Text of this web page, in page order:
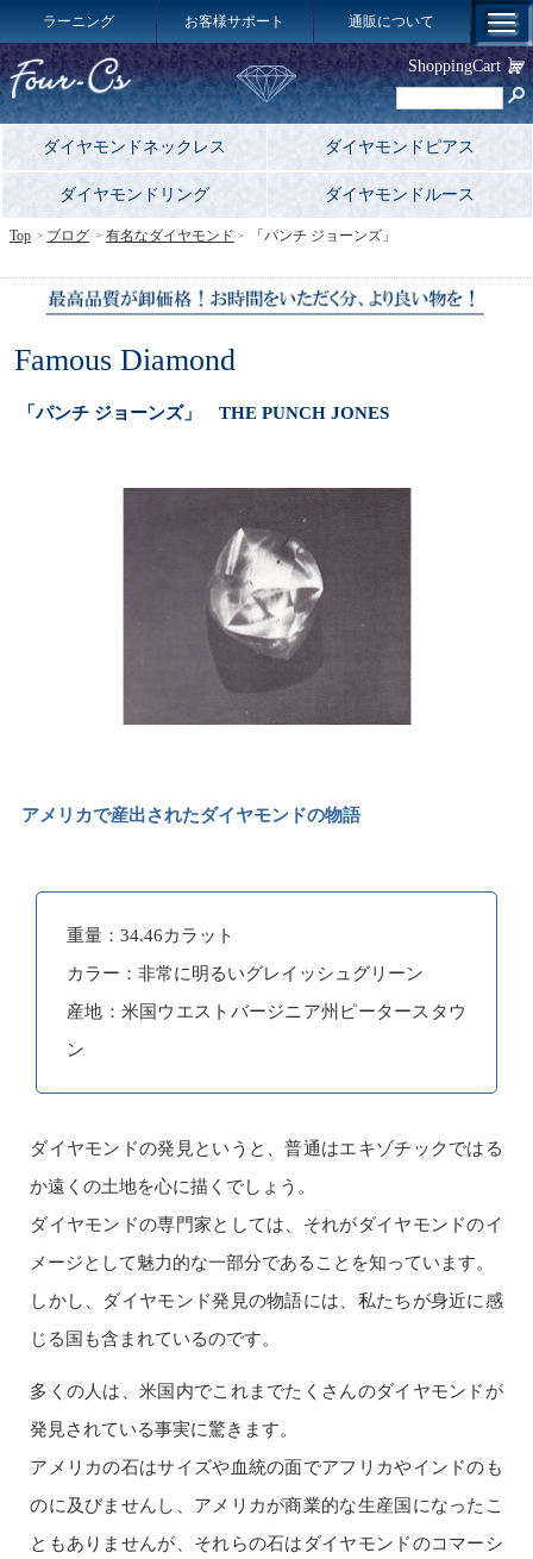
ラーニング お客様サポート 通販について
ダイヤモンドネックレス ダイヤモンドピアス
ダイヤモンドリング ダイヤモンドルース
Famous Diamond
「パンチ ジョーンズ」 THE PUNCH JONES
アメリカで産出されたダイヤモンドの物語
重量：34.46カラット
カラー：非常に明るいグレイッシュグリーン
産地：米国ウエストバージニア州ピータースタウ
ン
ダイヤモンドの発見というと、普通はエキゾチックではる
か遠くの土地を心に描くでしょう。
ダイヤモンドの専門家としては、それがダイヤモンドのイ
メージとして魅力的な一部分であることを知っています。
しかし、ダイヤモンド発見の物語には、私たちが身近に感
じる国も含まれているのです。
多くの人は、米国内でこれまでたくさんのダイヤモンドが
発見されている事実に驚きます。
アメリカの石はサイズや血統の面でアフリカやインドのも
のに及びませんし、アメリカが商業的な生産国になったこ
ともありませんが、それらの石はダイヤモンドのコマーシ
Top ブログ 有名なダイヤモンド 「パンチ ジョーンズ 」
ShoppingCart